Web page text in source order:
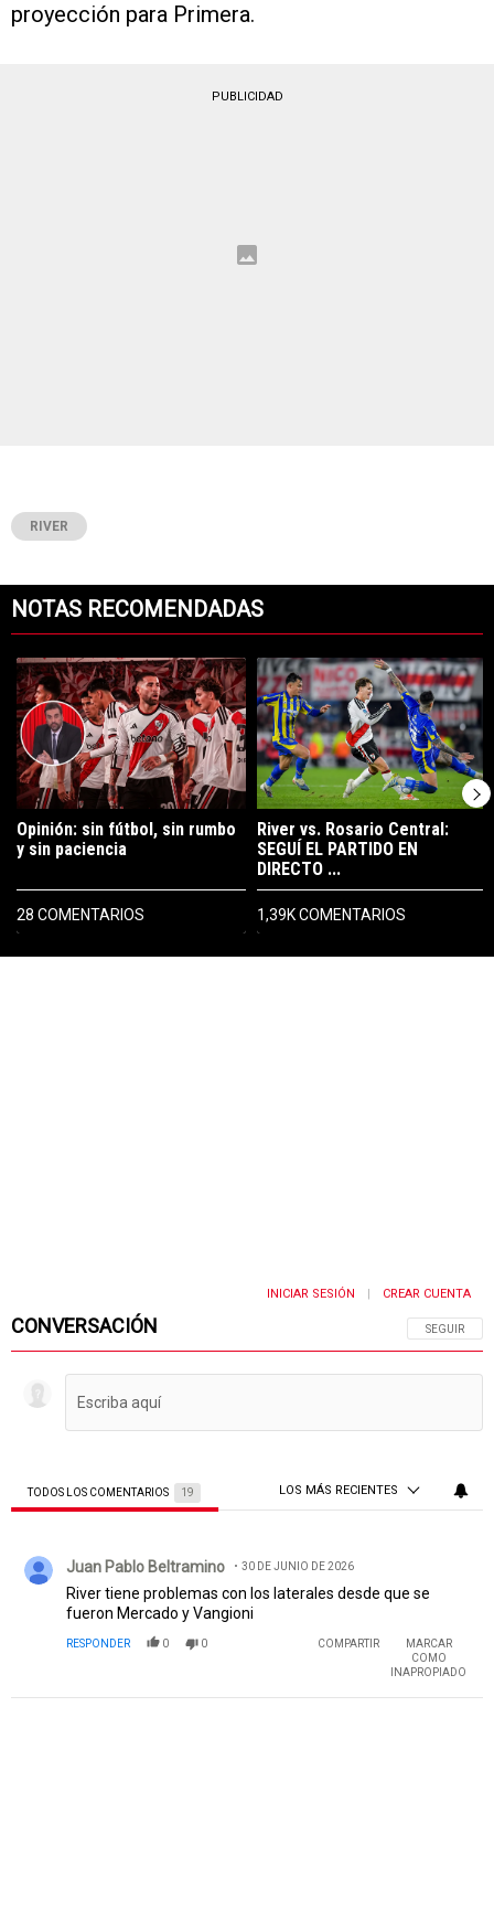
proyección para Primera.
PUBLICIDAD
RIVER
NOTAS RECOMENDADAS
Un artículo de tendencia con el título "Opinión: sin fútbol, sin rumbo
Opinión: sin fútbol, sin rumbo
y sin paciencia
28 COMENTARIOS
Un artículo de tendencia con el
River vs. Rosario Central:
SEGUÍ EL PARTIDO EN
DIRECTO ...
1,39K COMENTARIOS
CONVERSACIÓN SIGA ESTA
SEGUIR
INICIAR SESIÓN CREAR CUENTA
TODOS LOS COMENTARIOS 19 LOS MÁS RECIENTES
Juan Pablo Beltramino 30 DE JUNIO DE 2026
River tiene problemas con los laterales desde que se
fueron Mercado y Vangioni
RESPONDER 0 0 COMPARTIR
MARCAR
COMO
INAPROPIADO